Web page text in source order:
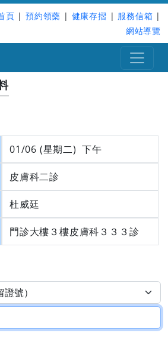
頁 | 預約領藥 | 健康存摺 | 服務信箱 |
網站導覽
01/06 (星期二) 下午
皮膚科二診
杜威廷
門診大樓３樓皮膚科３３３診